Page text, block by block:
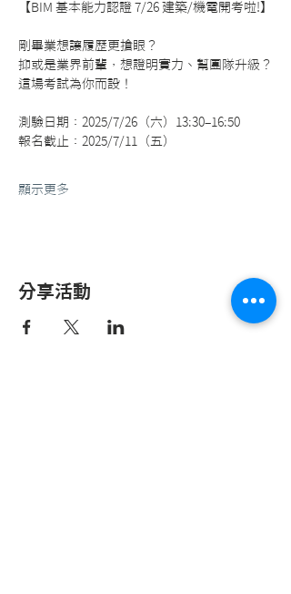
【BIM 基本能力認證 7/26 建築/機電開考啦!】
剛畢業想讓履歷更搶眼？
抑或是業界前輩，想證明實力、幫團隊升級？
這場考試為你而設！
測驗日期：2025/7/26（六）13:30–16:50
報名截止：2025/7/11（五）
顯示更多
分享活動